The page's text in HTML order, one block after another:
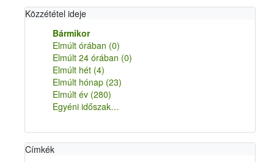
Közzététel ideje
Bármikor
Elmúlt órában (0)
Elmúlt 24 órában (0)
Elmúlt hét (4)
Elmúlt hónap (23)
Elmúlt év (280)
Egyéni időszak…
Címkék